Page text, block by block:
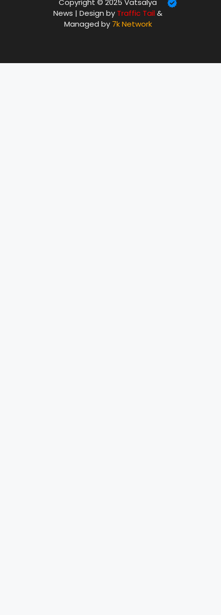
Copyright © 2025 Vatsalya
News | Design by Traffic Tail&
Managed by 7k Network